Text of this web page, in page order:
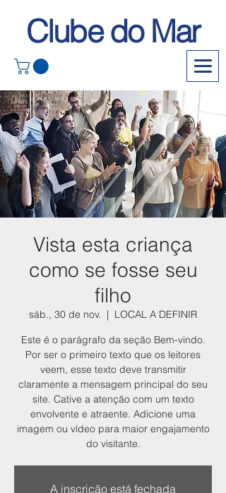
Clube do Mar
Vista esta criança
como se fosse seu
filho
sáb., 30 de nov.
  |
LOCAL A DEFINIR
Este é o parágrafo da seção Bem-vindo.
Por ser o primeiro texto que os leitores
veem, esse texto deve transmitir
claramente a mensagem principal do seu
site. Cative a atenção com um texto
envolvente e atraente. Adicione uma
imagem ou vídeo para maior engajamento
do visitante.
A inscrição está fechada